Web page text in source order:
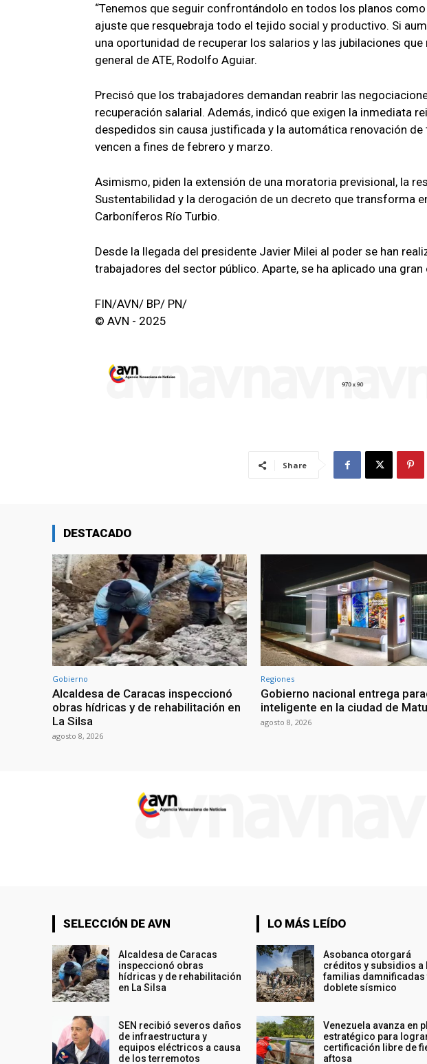
“Tenemos que seguir confrontándolo en todos los planos
ajuste que resquebraja todo el tejido social y productivo. Si
una oportunidad de recuperar los salarios y las jubilaciones
general de ATE, Rodolfo Aguiar.
Precisó que los trabajadores demandan reabrir las
recuperación salarial. Además, indicó que exigen la inmediata
despedidos sin causa justificada y la automática renovación
vencen a fines de febrero y marzo.
Asimismo, piden la extensión de una moratoria previsional, la
Sustentabilidad y la derogación de un decreto que transforma
Carboníferos Río Turbio.
Desde la llegada del presidente Javier Milei al poder se han
trabajadores del sector público. Aparte, se ha aplicado una
FIN/AVN/ BP/ PN/
© AVN - 2025
Share
DESTACADO
Gobierno
Alcaldesa de Caracas inspeccionó
obras hídricas y de rehabilitación en
La Silsa
agosto 8, 2026
Regiones
Gobierno nacional entrega
inteligente en la ciudad de
agosto 8, 2026
SELECCIÓN DE AVN
Alcaldesa de Caracas
inspeccionó obras
hídricas y de rehabilitación
en La Silsa
SEN recibió severos daños
de infraestructura y
equipos eléctricos a causa
de los terremotos
LO MÁS LEÍDO
Asobanca otorgará
créditos y subsidios a
familias damnificadas
doblete sísmico
Venezuela avanza en
estratégico para
certificación libre de
aftosa